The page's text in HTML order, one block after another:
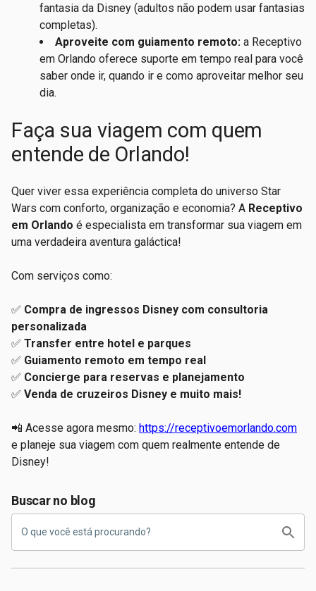
fantasia da Disney (adultos não podem usar fantasias
completas).
Aproveite com guiamento remoto: a Receptivo
em Orlando oferece suporte em tempo real para você
saber onde ir, quando ir e como aproveitar melhor seu
dia.
Faça sua viagem com quem
entende de Orlando!
Quer viver essa experiência completa do universo Star
Wars com conforto, organização e economia? A Receptivo
em Orlando é especialista em transformar sua viagem em
uma verdadeira aventura galáctica!
Com serviços como:
✅ Compra de ingressos Disney com consultoria
personalizada
✅ Transfer entre hotel e parques
✅ Guiamento remoto em tempo real
✅ Concierge para reservas e planejamento
✅ Venda de cruzeiros Disney e muito mais!
📲 Acesse agora mesmo: https://receptivoemorlando.com
e planeje sua viagem com quem realmente entende de
Disney!
Buscar no blog